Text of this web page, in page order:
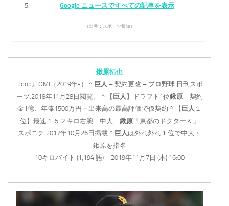
Google ニュースですべての記事を表示
（出典：スポーツ報知）
鍬原拓也
Hoop』OMI（2019年-） ^ 巨人 – 契約更改 – プロ野球.日刊スポ
ーツ.2018年11月28日閲覧。 ^ 【 巨人 】ドラフト1位鍬原契約
金1億、年俸1500万円＋出来高の最高評価で仮契約 ^ 【 巨人 １
位】最速１５２キロ右腕 中大 鍬原「東都のドクターＫ」
スポニチ 2017年10月26日掲載 ^ 巨人 は外れ外れ１位で中大・
鍬原を指名
10キロバイト (1,194 語) – 2019年11月7日 (木) 16:00